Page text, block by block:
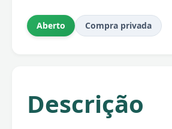
Aberto Compra privada
Descrição